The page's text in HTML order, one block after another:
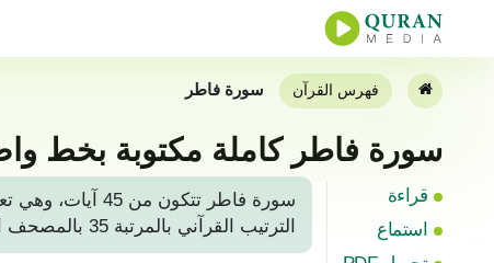
فهرس القرآن سورة فاطر
سورة فاطر كاملة مكتوبة بخط
قراءة
استماع
سورة فاطر
الترتيب القرآني بالمرتبة 35 بالمصحف الشريف بعد سورة سبأ. لتلاوة أو قراءة سورة فاطر من القرآن المجيد، يمكن العثور عليها بالصفحة رقم 434.